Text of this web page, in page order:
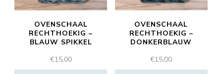
OVENSCHAAL
RECHTHOEKIG –
BLAUW SPIKKEL
€15,00
OVENSCHAAL
RECHTHOEKIG –
DONKERBLAUW
€15,00